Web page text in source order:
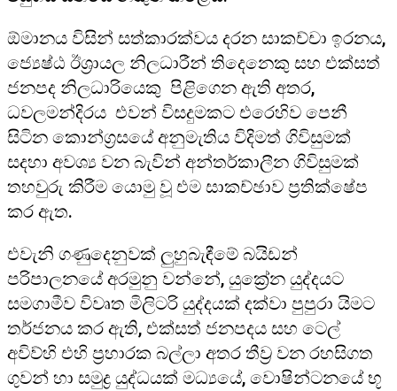
ඕමානය විසින් සත්කාරක්වය දරන සාකච්චා ඉරනය,
ජ්‍යෙෂ්ඨ ඊශ්‍රායල නිලධාරීන් තිදෙනෙකු සහ එක්සත්
ජනපද නිලධාරියෙකු පිළිගෙන ඇති අතර,
ධවලමන්දිරය එවන් විසදුමකට එරෙහිව පෙනී
සිටින කොන්ග්‍රසයේ අනුමැතිය විදිමත් ගිවිසුමක්
සදහා අවශ්‍ය වන බැවින් අන්තර්කාලීන ගිවිසුමක්
තහවුරු කිරීම යොමු වූ එම සාකච්ඡාව ප්‍රතික්ෂේප
කර ඇත.
එවැනි ගණුදෙනුවක් ලුහුබැඳීමේ බයිඩන්
පරිපාලනයේ අරමුනු වන්නේ, යුක්‍රේන යුද්දයට
සමගාමීව විවෘත මිලිටරි යුද්දයක් දක්වා පුපුරා යිමට
තර්ජනය කර ඇති, එක්සත් ජනපදය සහ ටෙල්
අවිව්හි එහි ප්‍රහාරක බල්ලා අතර තීව්‍ර වන රහසිගත
ගුවන් හා සමුද්‍ර යුද්ධයක් මධ්‍යයේ, වොෂින්ටනයේ භූ